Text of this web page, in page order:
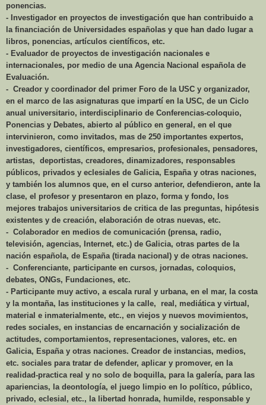
ponencias.
- Investigador en proyectos de investigación que han contribuido a
la financiación de Universidades españolas y que han dado lugar a
libros, ponencias, artículos científicos, etc.
- Evaluador de proyectos de investigación nacionales e
internacionales, por medio de una Agencia Nacional española de
Evaluación.
- Creador y coordinador del primer Foro de la USC y organizador,
en el marco de las asignaturas que impartí en la USC, de un Ciclo
anual universitario, interdisciplinario de Conferencias-coloquio,
Ponencias y Debates, abierto al público en general, en el que
intervinieron, como invitados, mas de 250 importantes expertos,
investigadores, científicos, empresarios, profesionales, pensadores,
artistas, deportistas, creadores, dinamizadores, responsables
públicos, privados y eclesiales de Galicia, España y otras naciones,
y también los alumnos que, en el curso anterior, defendieron, ante la
clase, el profesor y presentaron en plazo, forma y fondo, los
mejores trabajos universitarios de critica de las preguntas, hipótesis
existentes y de creación, elaboración de otras nuevas, etc.
- Colaborador en medios de comunicación (prensa, radio,
televisión, agencias, Internet, etc.) de Galicia, otras partes de la
nación española, de España (tirada nacional) y de otras naciones.
- Conferenciante, participante en cursos, jornadas, coloquios,
debates, ONGs, Fundaciones, etc.
- Participante muy activo, a escala rural y urbana, en el mar, la costa
y la montaña, las instituciones y la calle, real, mediática y virtual,
material e inmaterialmente, etc., en viejos y nuevos movimientos,
redes sociales, en instancias de encarnación y socialización de
actitudes, comportamientos, representaciones, valores, etc. en
Galicia, España y otras naciones. Creador de instancias, medios,
etc. sociales para tratar de defender, aplicar y promover, en la
realidad-practica real y no solo de boquilla, para la galería, para las
apariencias, la deontología, el juego limpio en lo político, público,
privado, eclesial, etc., la libertad honrada, humilde, responsable y